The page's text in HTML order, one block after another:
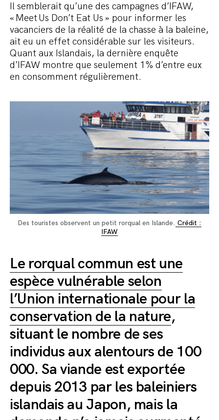
Il semblerait qu’une des campagnes d’IFAW,
« Meet Us Don’t Eat Us » pour informer les
vacanciers de la réalité de la chasse à la baleine,
ait eu un effet considérable sur les visiteurs.
Quant aux Islandais, la dernière enquête
d’IFAW montre que seulement 1% d’entre eux
en consomment régulièrement.
Des touristes observent un petit rorqual en Islande. Crédit :
IFAW
Le rorqual commun est une
espèce vulnérable selon
l’Union internationale pour la
conservation de la nature,
situant le nombre de ses
individus aux alentours de 100
000. Sa viande est exportée
depuis 2013 par les baleiniers
islandais au Japon, mais la